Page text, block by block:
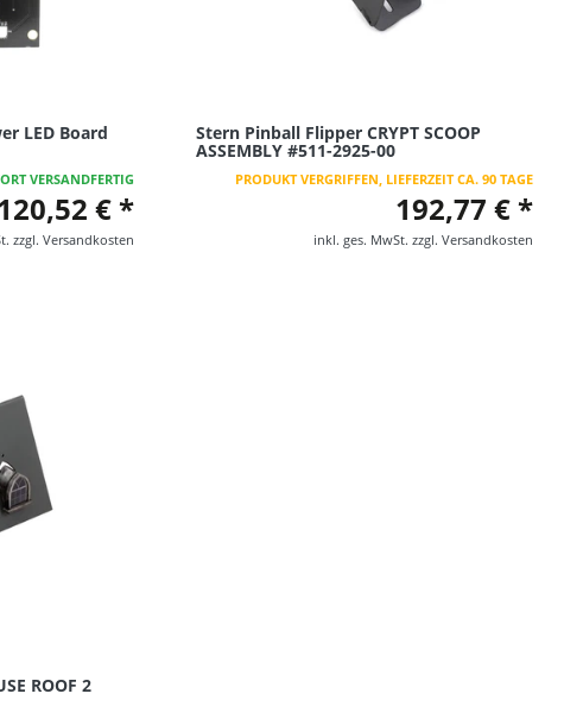
LED Board
VERSANDFERTIG
€ *
zzgl. Versandkosten
Stern Pinball Flipper CRYPT SCOOP
ASSEMBLY #511-2925-00
PRODUKT VERGRIFFEN, LIEFERZEIT CA. 90 TAGE
192,77 € *
inkl. ges. MwSt. zzgl. Versandkosten
ROOF 2